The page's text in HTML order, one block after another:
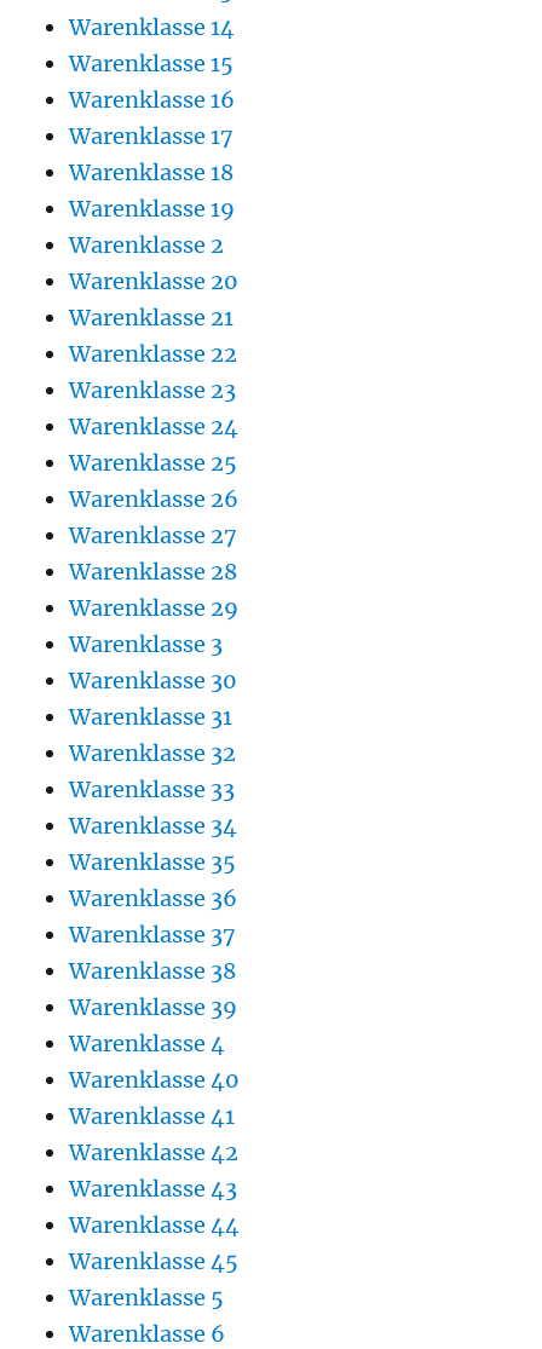
Warenklasse 14
Warenklasse 15
Warenklasse 16
Warenklasse 17
Warenklasse 18
Warenklasse 19
Warenklasse 2
Warenklasse 20
Warenklasse 21
Warenklasse 22
Warenklasse 23
Warenklasse 24
Warenklasse 25
Warenklasse 26
Warenklasse 27
Warenklasse 28
Warenklasse 29
Warenklasse 3
Warenklasse 30
Warenklasse 31
Warenklasse 32
Warenklasse 33
Warenklasse 34
Warenklasse 35
Warenklasse 36
Warenklasse 37
Warenklasse 38
Warenklasse 39
Warenklasse 4
Warenklasse 40
Warenklasse 41
Warenklasse 42
Warenklasse 43
Warenklasse 44
Warenklasse 45
Warenklasse 5
Warenklasse 6